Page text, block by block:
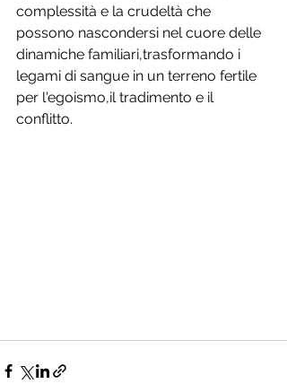
complessità e la crudeltà che
possono nascondersi nel cuore delle
dinamiche familiari,trasformando i
legami di sangue in un terreno fertile
per l'egoismo,il tradimento e il
conflitto.